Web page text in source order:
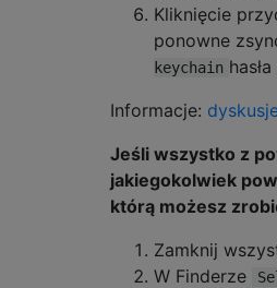
Kliknięcie
ponowne
keychain
Informacje:
Jeśli wszystko z
jakiegokolwiek
którą możesz
Zamknij
W Finderze